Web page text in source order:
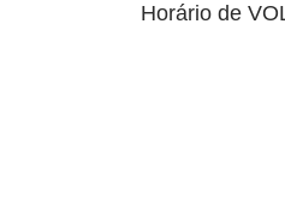
Horário de